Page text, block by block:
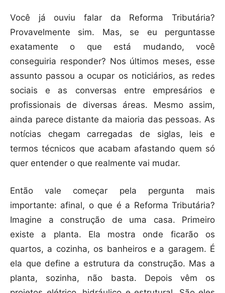
Você já ouviu falar da Reforma Tributária?
Provavelmente sim. Mas, se eu perguntasse
exatamente o que está mudando, você
conseguiria responder? Nos últimos meses, esse
assunto passou a ocupar os noticiários, as redes
sociais e as conversas entre empresários e
profissionais de diversas áreas. Mesmo assim,
ainda parece distante da maioria das pessoas. As
notícias chegam carregadas de siglas, leis e
termos técnicos que acabam afastando quem só
quer entender o que realmente vai mudar.
Então vale começar pela pergunta mais
importante: afinal, o que é a Reforma Tributária?
Imagine a construção de uma casa. Primeiro
existe a planta. Ela mostra onde ficarão os
quartos, a cozinha, os banheiros e a garagem. É
ela que define a estrutura da construção. Mas a
planta, sozinha, não basta. Depois vêm os